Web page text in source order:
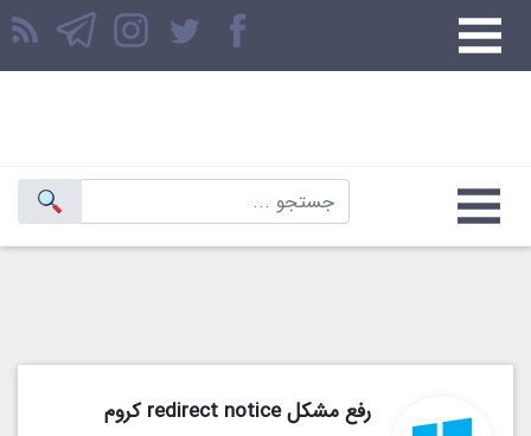
رفع مشکل redirect notice کروم